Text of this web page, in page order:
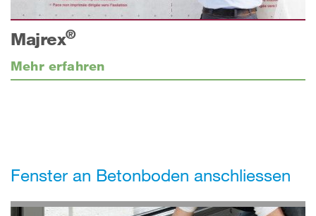
Majrex®
Mehr erfahren
Fenster an Betonboden anschliessen